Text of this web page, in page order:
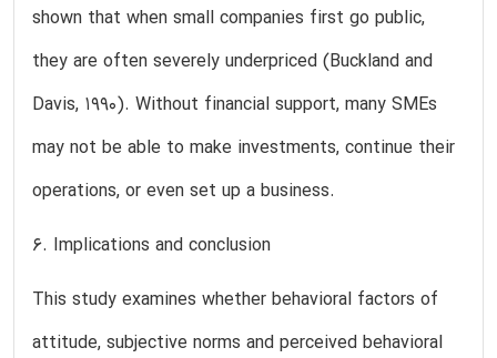
shown that when small companies first go public,
they are often severely underpriced (Buckland and
Davis, 1990). Without financial support, many SMEs
may not be able to make investments, continue their
operations, or even set up a business.
6. Implications and conclusion
This study examines whether behavioral factors of
attitude, subjective norms and perceived behavioral